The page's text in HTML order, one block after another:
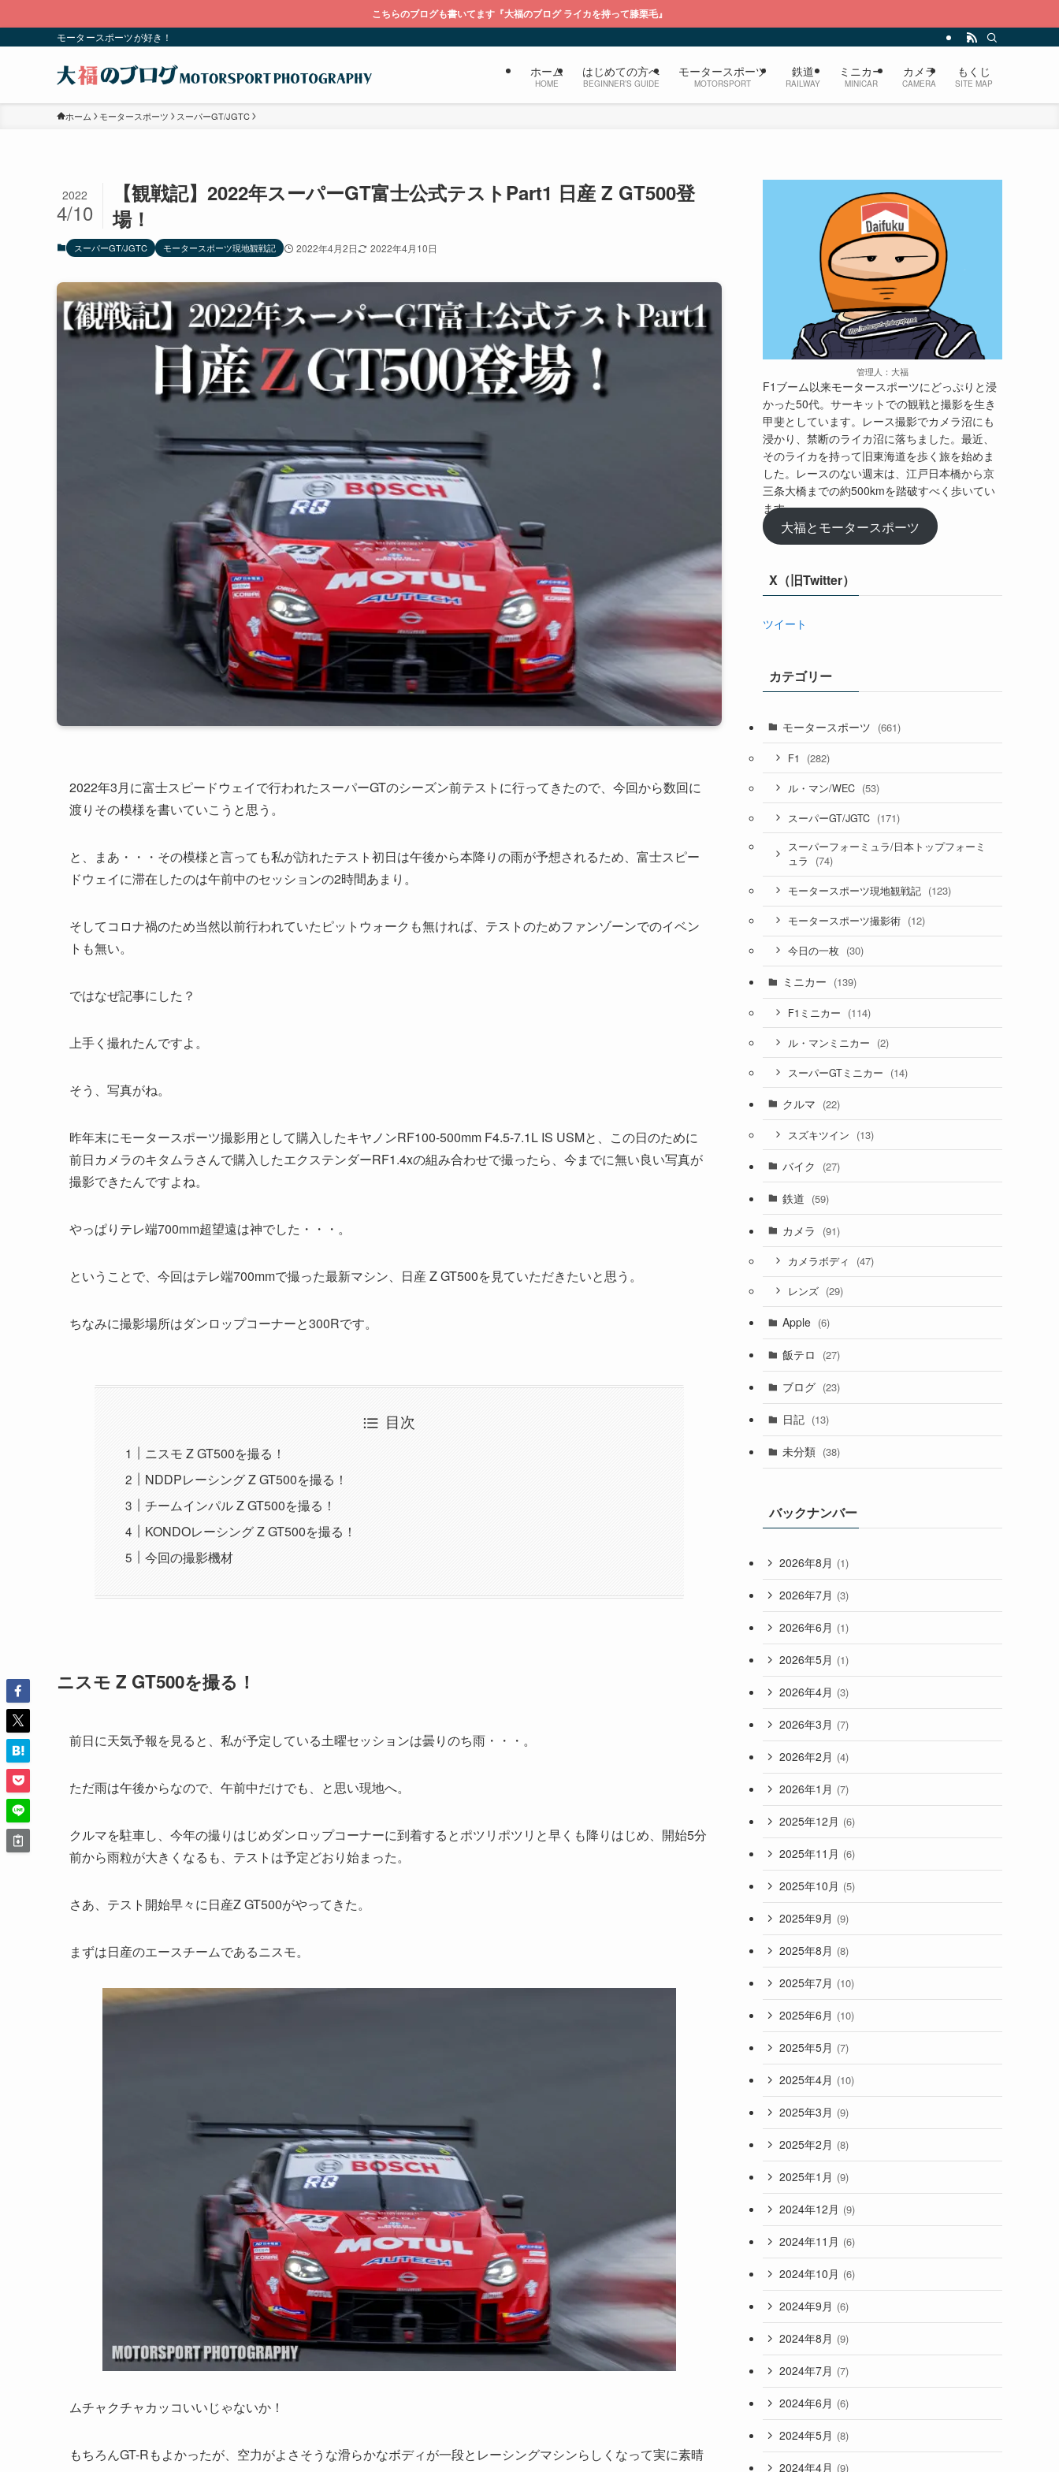
こちらのブログも書いてます『大福のブログ ライカを持って膝栗毛』
モータースポーツが好き！
ホーム
HOME
はじめての方へ
BEGINNER’S GUIDE
モータースポーツ
MOTORSPORT
鉄道
RAILWAY
ミニカー
MINICAR
カメラ
CAMERA
もくじ
SITE MAP
ホーム モータースポーツ スーパーGT/JGTC
【観戦記】2022年スーパーGT富士公式テストPart1 日産 Z GT500登
場！
2022
4/10
スーパーGT/JGTC モータースポーツ現地観戦記 2022年4月2日 2022年4月10日
2022年3月に富士スピードウェイで行われたスーパーGTのシーズン前テストに行ってきたので、今回から数回に
渡りその模様を書いていこうと思う。
と、まあ・・・その模様と言っても私が訪れたテスト初日は午後から本降りの雨が予想されるため、富士スピー
ドウェイに滞在したのは午前中のセッションの2時間あまり。
そしてコロナ禍のため当然以前行われていたピットウォークも無ければ、テストのためファンゾーンでのイベン
トも無い。
ではなぜ記事にした？
上手く撮れたんですよ。
そう、写真がね。
昨年末にモータースポーツ撮影用として購入したキヤノンRF100-500mm F4.5-7.1L IS USMと、この日のために
前日カメラのキタムラさんで購入したエクステンダーRF1.4xの組み合わせで撮ったら、今までに無い良い写真が
撮影できたんですよね。
やっぱりテレ端700mm超望遠は神でした・・・。
ということで、今回はテレ端700mmで撮った最新マシン、日産 Z GT500を見ていただきたいと思う。
ちなみに撮影場所はダンロップコーナーと300Rです。
目次
ニスモ Z GT500を撮る！
NDDPレーシング Z GT500を撮る！
チームインパル Z GT500を撮る！
KONDOレーシング Z GT500を撮る！
今回の撮影機材
ニスモ Z GT500を撮る！
前日に天気予報を見ると、私が予定している土曜セッションは曇りのち雨・・・。
ただ雨は午後からなので、午前中だけでも、と思い現地へ。
クルマを駐車し、今年の撮りはじめダンロップコーナーに到着するとポツリポツリと早くも降りはじめ、開始5分
前から雨粒が大きくなるも、テストは予定どおり始まった。
さあ、テスト開始早々に日産Z GT500がやってきた。
まずは日産のエースチームであるニスモ。
ムチャクチャカッコいいじゃないか！
もちろんGT-Rもよかったが、空力がよさそうな滑らかなボディが一段とレーシングマシンらしくなって実に素晴
管理人：大福
F1ブーム以来モータースポーツにどっぷりと浸
かった50代。サーキットでの観戦と撮影を生き
甲斐としています。レース撮影でカメラ沼にも
浸かり、禁断のライカ沼に落ちました。最近、
そのライカを持って旧東海道を歩く旅を始めま
した。レースのない週末は、江戸日本橋から京
三条大橋までの約500kmを踏破すべく歩いてい
ます。
大福とモータースポーツ
X（旧Twitter）
ツイート
カテゴリー
モータースポーツ (661)
F1 (282)
ル・マン/WEC (53)
スーパーGT/JGTC (171)
スーパーフォーミュラ/日本トップフォーミ
ュラ
(74)
モータースポーツ現地観戦記 (123)
モータースポーツ撮影術 (12)
今日の一枚 (30)
ミニカー (139)
F1ミニカー (114)
ル・マンミニカー (2)
スーパーGTミニカー (14)
クルマ (22)
スズキツイン (13)
バイク (27)
鉄道 (59)
カメラ (91)
カメラボディ (47)
レンズ (29)
Apple (6)
飯テロ (27)
ブログ (23)
日記 (13)
未分類 (38)
バックナンバー
2026年8月 (1)
2026年7月 (3)
2026年6月 (1)
2026年5月 (1)
2026年4月 (3)
2026年3月 (7)
2026年2月 (4)
2026年1月 (7)
2025年12月 (6)
2025年11月 (6)
2025年10月 (5)
2025年9月 (9)
2025年8月 (8)
2025年7月 (10)
2025年6月 (10)
2025年5月 (7)
2025年4月 (10)
2025年3月 (9)
2025年2月 (8)
2025年1月 (9)
2024年12月 (9)
2024年11月 (6)
2024年10月 (6)
2024年9月 (6)
2024年8月 (9)
2024年7月 (7)
2024年6月 (6)
2024年5月 (8)
2024年4月 (9)